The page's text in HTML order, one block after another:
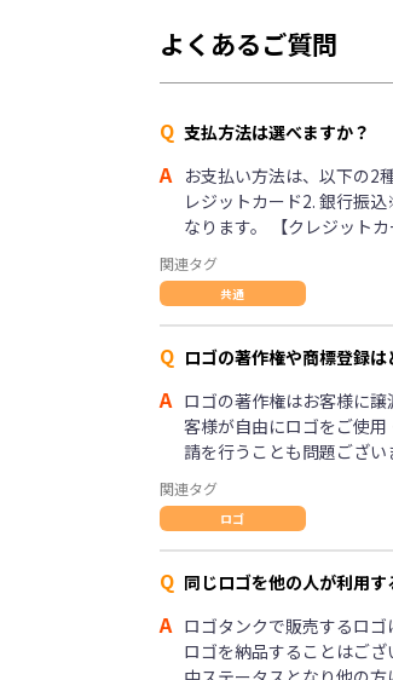
よくあるご質問
Q 支払方法は選べますか？
A お支払い方法は、以下の2
レジットカード2. 銀行振
なります。 【クレジット
関連タグ
共通
Q ロゴの著作権や商標登録は
A ロゴの著作権はお客様に
客様が自由にロゴをご使
請を行うことも問題ござ
関連タグ
ロゴ
Q 同じロゴを他の人が利用
A ロゴタンクで販売するロ
ロゴを納品することはご